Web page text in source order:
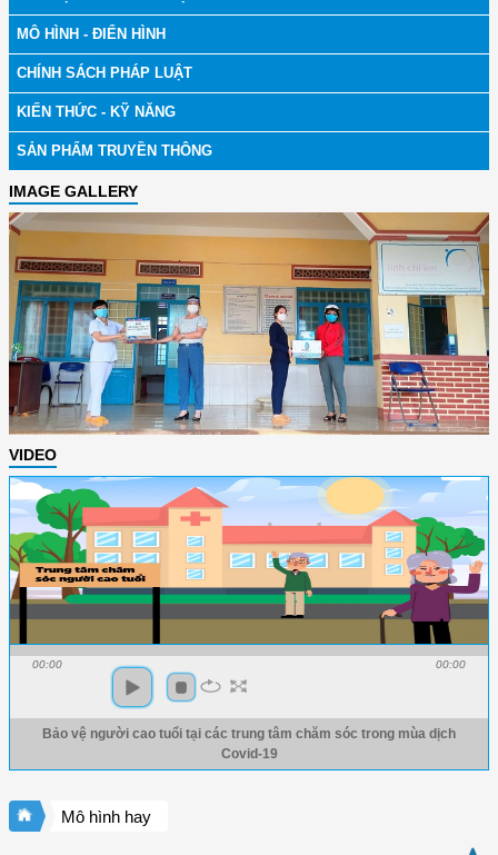
MÔ HÌNH - ĐIỂN HÌNH
CHÍNH SÁCH PHÁP LUẬT
KIẾN THỨC - KỸ NĂNG
SẢN PHẨM TRUYỀN THÔNG
IMAGE GALLERY
VIDEO
00:00 00:00
Bảo vệ người cao tuổi tại các trung tâm chăm sóc trong mùa dịch
Covid-19
Mô hình hay